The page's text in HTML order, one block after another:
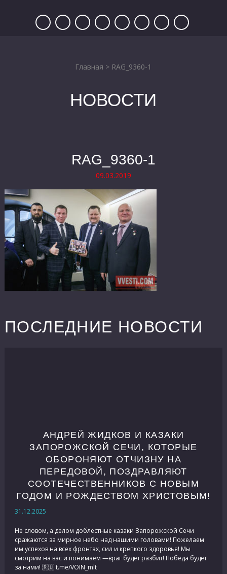
Главная > RAG_9360-1
НОВОСТИ
RAG_9360-1
09.03.2019
ПОСЛЕДНИЕ НОВОСТИ
АНДРЕЙ ЖИДКОВ И КАЗАКИ
ЗАПОРОЖСКОЙ СЕЧИ, КОТОРЫЕ
ОБОРОНЯЮТ ОТЧИЗНУ НА
ПЕРЕДОВОЙ, ПОЗДРАВЛЯЮТ
СООТЕЧЕСТВЕННИКОВ С НОВЫМ
ГОДОМ И РОЖДЕСТВОМ ХРИСТОВЫМ!
31.12.2025
Не словом, а делом доблестные казаки Запорожской Сечи
сражаются за мирное небо над нашими головами! Пожелаем
им успехов на всех фронтах, сил и крепкого здоровья! Мы
смотрим на вас и понимаем —враг будет разбит! Победа будет
за нами! 🇷🇺 t.me/VOIN_mlt